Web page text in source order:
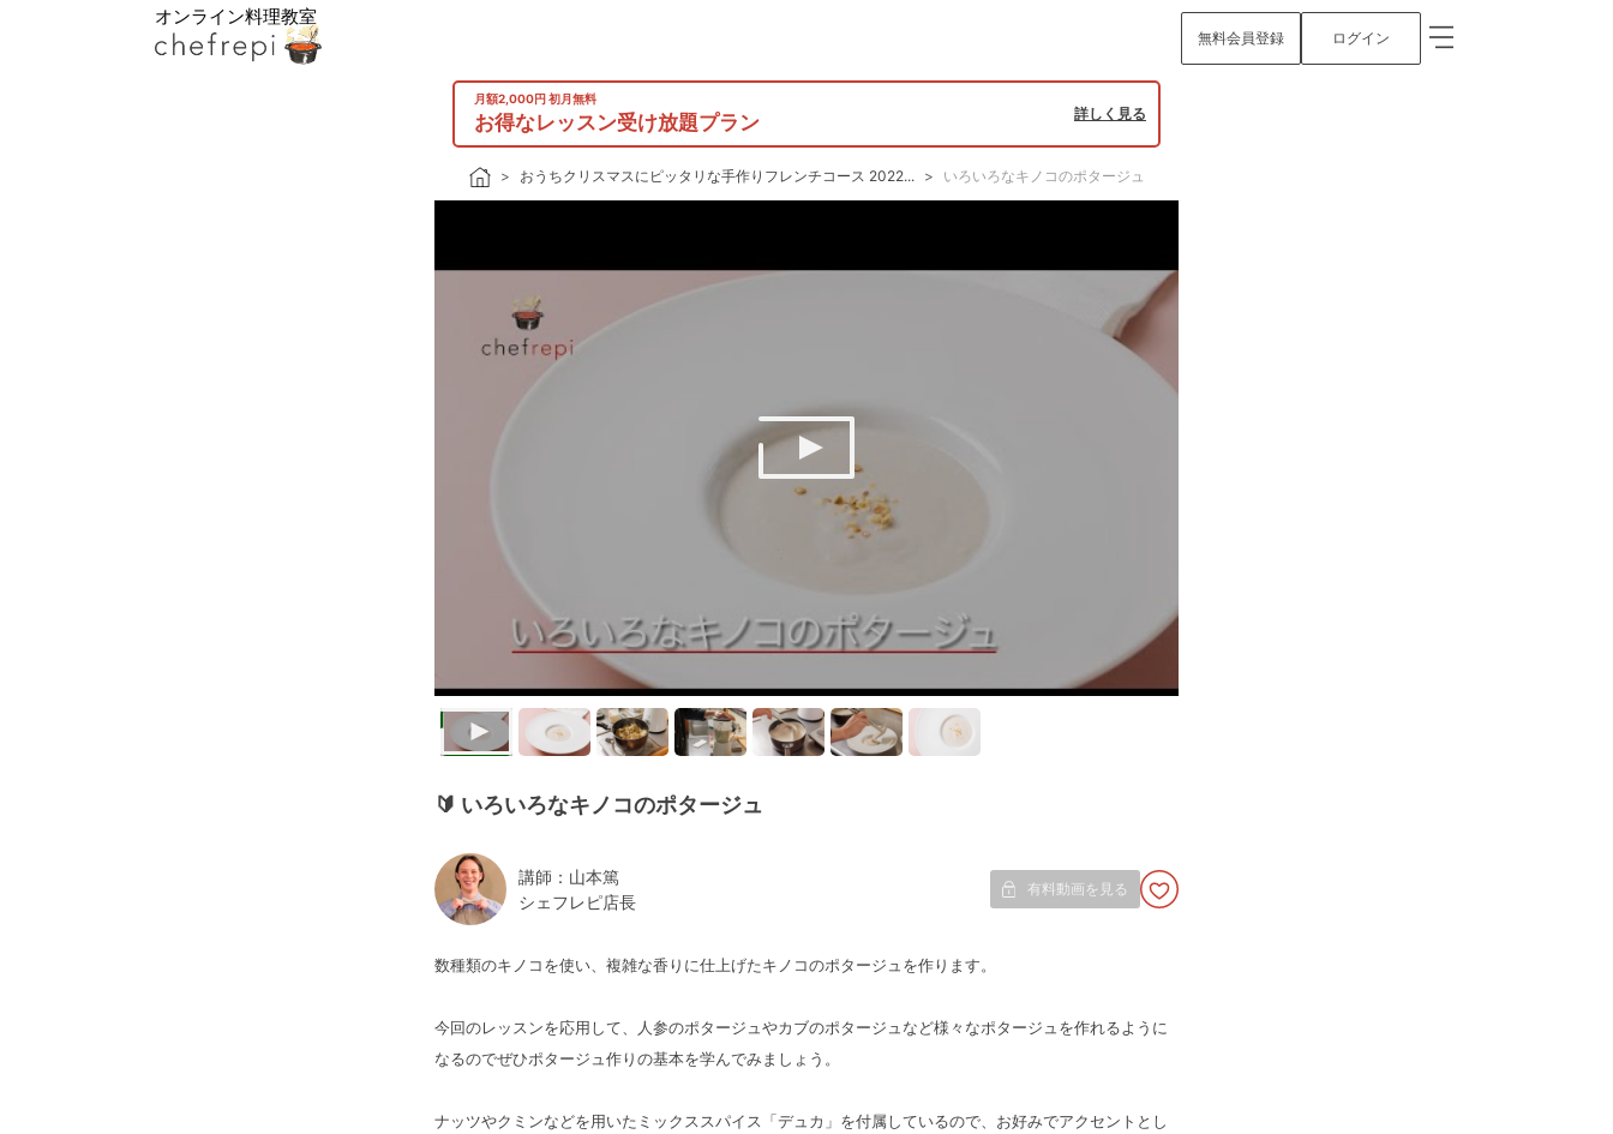
オンライン料理教室
無料会員登録 ログイン
月額2,000円 初月無料
お得なレッスン受け放題プラン 詳しく見る
おうちクリスマスにピッタリな手作りフレンチコース 2022... いろいろなキノコのポタージュ
🔰 いろいろなキノコのポタージュ
講師：山本篤
シェフレピ店長
有料動画を見る
数種類のキノコを使い、複雑な香りに仕上げたキノコのポタージュを作ります。
今回のレッスンを応用して、人参のポタージュやカブのポタージュなど様々なポタージュを作れるように
なるのでぜひポタージュ作りの基本を学んでみましょう。
ナッツやクミンなどを用いたミックススパイス「デュカ」を付属しているので、お好みでアクセントとし